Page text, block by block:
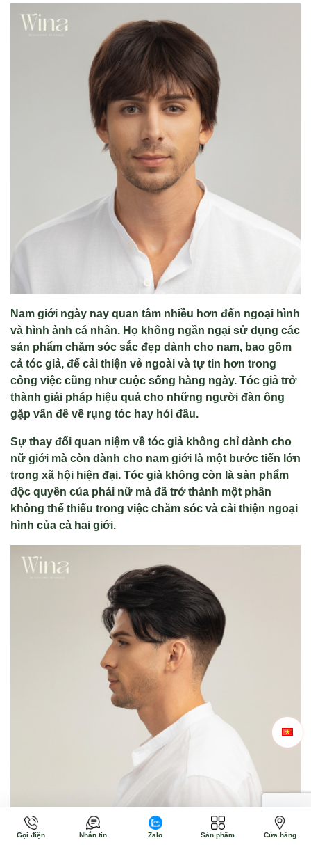
Nam giới ngày nay quan tâm nhiều hơn đến ngoại hình
và hình ảnh cá nhân. Họ không ngần ngại sử dụng các
sản phẩm chăm sóc sắc đẹp dành cho nam, bao gồm
cả tóc giả, để cải thiện vẻ ngoài và tự tin hơn trong
công việc cũng như cuộc sống hàng ngày. Tóc giả trở
thành giải pháp hiệu quả cho những người đàn ông
gặp vấn đề về rụng tóc hay hói đầu.
Sự thay đổi quan niệm về tóc giả không chỉ dành cho
nữ giới mà còn dành cho nam giới là một bước tiến lớn
trong xã hội hiện đại. Tóc giả không còn là sản phẩm
độc quyền của phái nữ mà đã trở thành một phần
không thể thiếu trong việc chăm sóc và cải thiện ngoại
hình của cả hai giới.
Gọi điện Nhắn tin Zalo Sản phẩm Cửa hàng